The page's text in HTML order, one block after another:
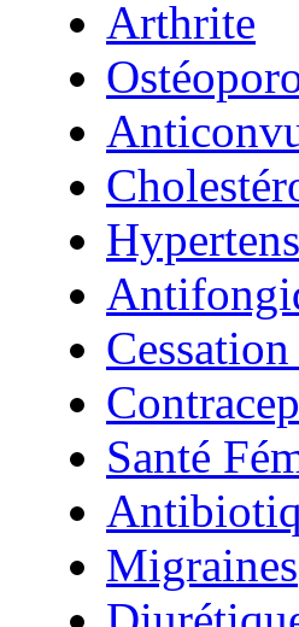
Arthrite
Santé
Migraines